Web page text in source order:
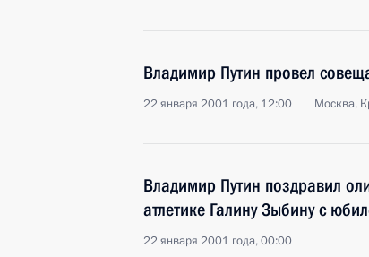
Владимир Путин провел
22 января 2001 года, 12:00 Москва,
Владимир Путин поздравил
атлетике Галину Зыбину с
22 января 2001 года, 00:00